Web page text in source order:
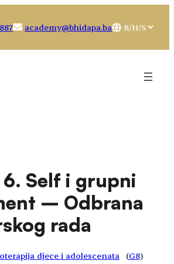
academy@bhidapa.ba
Choose
6. Self i grupni
– Odbrana
rada
djece i adolescenata (G8)